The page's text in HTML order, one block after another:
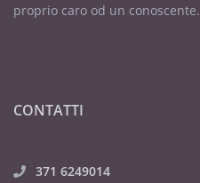
proprio caro od un conoscente.
CONTATTI
371 6249014